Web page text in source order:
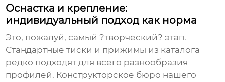
Оснастка и крепление:
индивидуальный подход как норма
Это, пожалуй, самый ?творческий? этап.
Стандартные тиски и прижимы из каталога
редко подходят для всего разнообразия
профилей. Конструкторское бюро нашего